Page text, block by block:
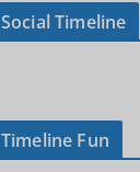
Social Timeline
Timeline Fun